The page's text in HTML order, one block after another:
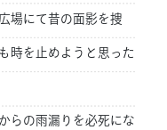
場にて昔の面影を捜
時を止めようと思った
らの雨漏りを必死にな